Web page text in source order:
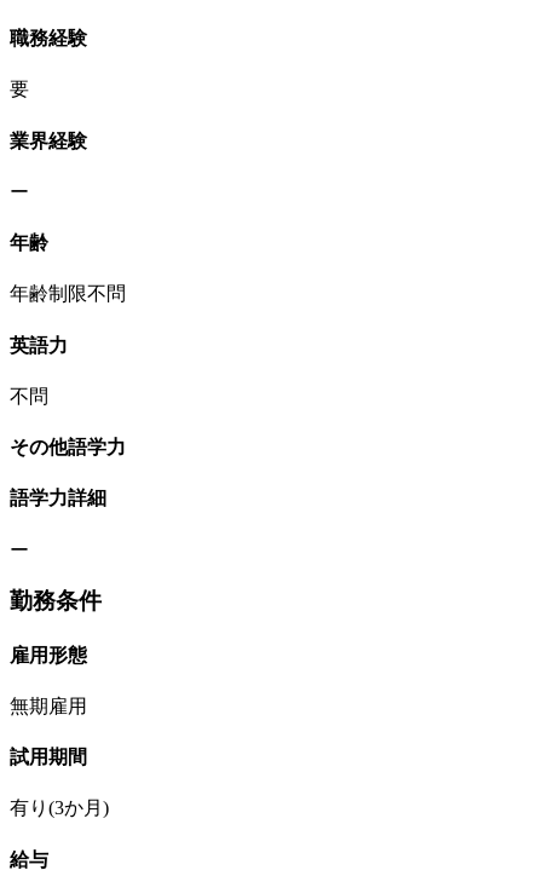
職務経験
要
業界経験
ー
年齢
年齢制限不問
英語力
不問
その他語学力
語学力詳細
ー
勤務条件
雇用形態
無期雇用
試用期間
有り(3か月)
給与